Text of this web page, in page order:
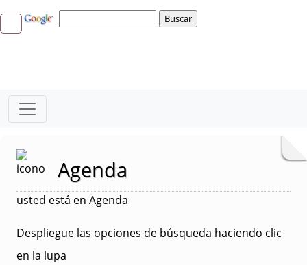
Agenda
usted está en Agenda
Despliegue las opciones de búsqueda haciendo clic
en la lupa